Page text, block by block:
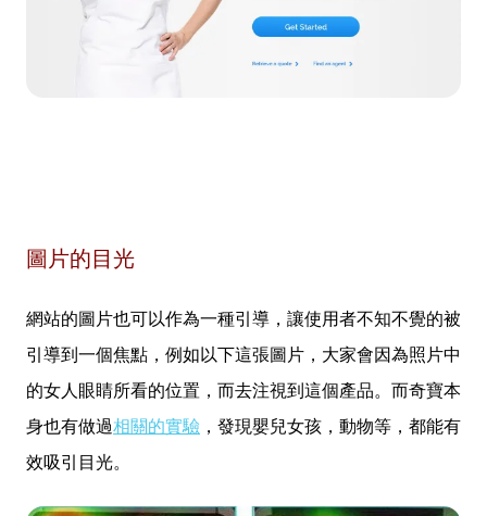
圖片的目光
網站的圖片也可以作為一種引導，讓使用者不知不覺的被
引導到一個焦點，例如以下這張圖片，大家會因為照片中
的女人眼睛所看的位置，而去注視到這個產品。而奇寶本
身也有做過相關的實驗 ，發現嬰兒女孩，動物等，都能有
效吸引目光。